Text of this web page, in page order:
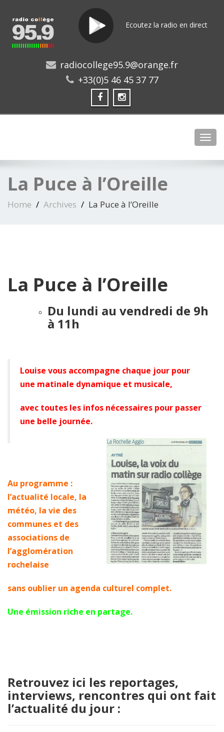
Ecoutez la radio en direct
radiocollege95.9@orange.fr
+33(0)5 46 45 37 77
La Puce à l’Oreille
Home Archives La Puce à l’Oreille
La Puce à l’Oreille
Du lundi au vendredi de 9h
à 11h
Louise vous accompagne chaque jour pour
une matinale dynamique et musicale,
avec toutes les infos nécessaires pour passer
une belle journée.
Au programme :
l’actualité locale, la
météo, la vie des
communes et des
associations de
l’agglomération
rochelaise
sans oublier un agenda culturel complet.
Une émission riche en partage.
Retrouvez ici les reportages,
interviews, rencontres qui ont fait
l’actualité du jour :